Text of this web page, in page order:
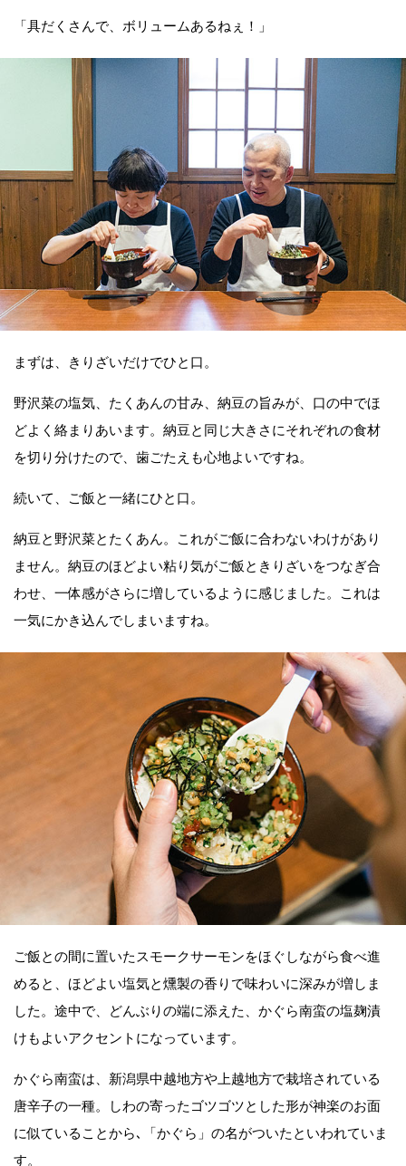
「具だくさんで、ボリュームあるねぇ！」
まずは、きりざいだけでひと口。
野沢菜の塩気、たくあんの甘み、納豆の旨みが、口の中でほ
どよく絡まりあいます。納豆と同じ大きさにそれぞれの食材
を切り分けたので、歯ごたえも心地よいですね。
続いて、ご飯と一緒にひと口。
納豆と野沢菜とたくあん。これがご飯に合わないわけがあり
ません。納豆のほどよい粘り気がご飯ときりざいをつなぎ合
わせ、一体感がさらに増しているように感じました。これは
一気にかき込んでしまいますね。
ご飯との間に置いたスモークサーモンをほぐしながら食べ進
めると、ほどよい塩気と燻製の香りで味わいに深みが増しま
した。途中で、どんぶりの端に添えた、かぐら南蛮の塩麹漬
けもよいアクセントになっています。
かぐら南蛮は、新潟県中越地方や上越地方で栽培されている
唐辛子の一種。しわの寄ったゴツゴツとした形が神楽のお面
に似ていることから､「かぐら」の名がついたといわれていま
す。